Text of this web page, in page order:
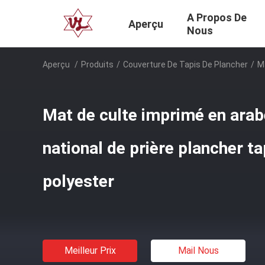
Aperçu
A Propos De
Nous
Aperçu / Produits / Couverture De Tapis De Plancher /
Mat de culte imprimé en
national de prière plancher
polyester
Meilleur Prix Mail Nous